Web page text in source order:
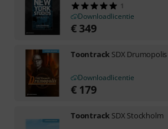
1
Downloadlicentie
€ 349
Toontrack SDX Drumopolis
Downloadlicentie
€ 179
Toontrack SDX Stockholm